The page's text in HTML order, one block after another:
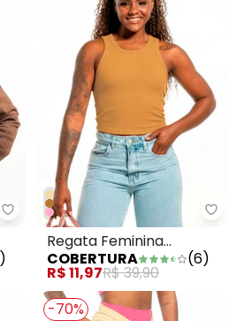
Cobertura - Blusão Feminino
)
Regata Feminina
Cropped Marrom
COBERTURA (6)
R$ 11,97R$ 39,90
-70%